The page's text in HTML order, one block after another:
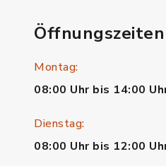
Montag:
08:00 Uhr bis 14:00
Dienstag:
08:00 Uhr bis 12:00